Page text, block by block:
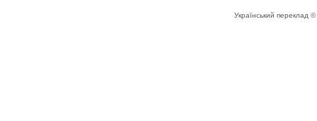
Український переклад